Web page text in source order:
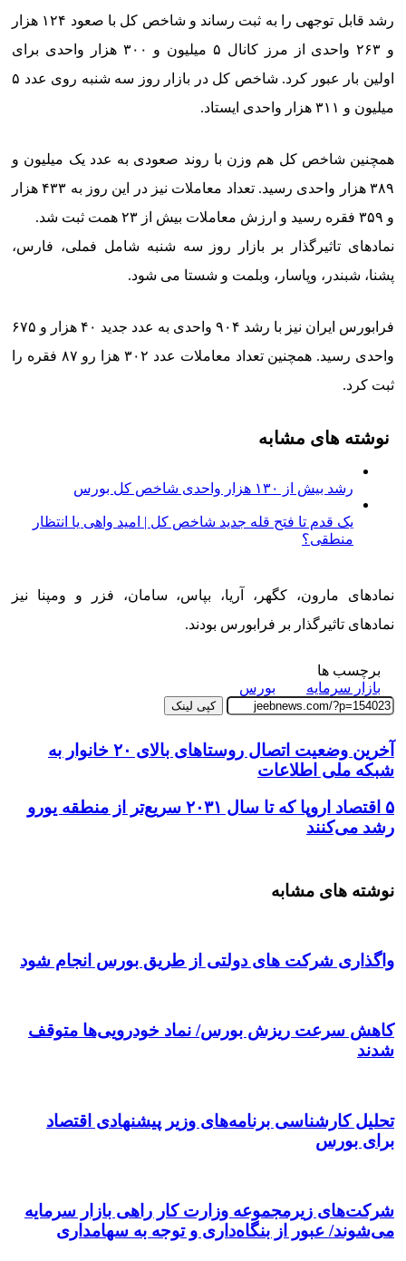
رشد قابل توجهی را به ثبت رساند و شاخص کل با صعود ۱۲۴ هزار
و ۲۶۳ واحدی از مرز کانال ۵ میلیون و ۳۰۰ هزار واحدی برای
اولین بار عبور کرد. شاخص کل در بازار روز سه شنبه روی عدد ۵
میلیون و ۳۱۱ هزار واحدی ایستاد.
همچنین شاخص کل هم وزن با روند صعودی به عدد یک میلیون و
۳۸۹ هزار واحدی رسید. تعداد معاملات نیز در این روز به ۴۳۳ هزار
و ۳۵۹ فقره رسید و ارزش معاملات بیش از ۲۳ همت ثبت شد.
نمادهای تاثیرگذار بر بازار روز سه شنبه شامل فملی، فارس،
پشنا، شبندر، وپاسار، وبلمت و شستا می شود.
فرابورس ایران نیز با رشد ۹۰۴ واحدی به عدد جدید ۴۰ هزار و ۶۷۵
واحدی رسید. همچنین تعداد معاملات عدد ۳۰۲ هزا رو ۸۷ فقره را
ثبت کرد.
نوشته های مشابه
رشد بیش از ۱۳۰ هزار واحدی شاخص کل بورس
یک قدم تا فتح قله جدید شاخص کل | امید واهی یا انتظار
منطقی؟
نمادهای مارون، کگهر، آریا، بپاس، سامان، فزر و ومپنا نیز
نمادهای تاثیرگذار بر فرابورس بودند.
برچسب ها
بازار سرمایه
بورس
کپی لینک
آخرین وضعیت اتصال روستاهای بالای ۲۰ خانوار به
شبکه ملی اطلاعات
۵ اقتصاد اروپا که تا سال ۲۰۳۱ سریع‌تر از منطقه یورو
رشد می‌کنند
نوشته های مشابه
واگذاری شرکت های دولتی از طریق بورس انجام شود
کاهش سرعت ریزش بورس/ نماد خودرویی‌ها متوقف
شدند
تحلیل کارشناسی برنامه‌های وزیر پیشنهادی اقتصاد
برای بورس
شرکت‌های زیرمجموعه وزارت کار راهی بازار سرمایه
می‌شوند/ عبور از بنگاه‌داری و توجه به سهامداری